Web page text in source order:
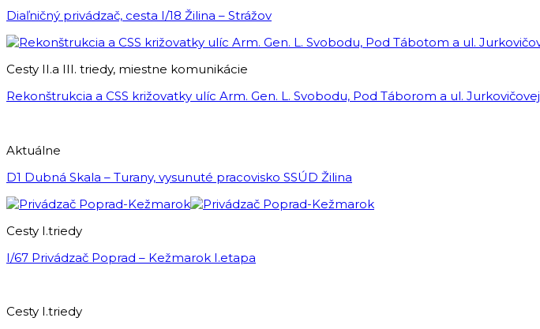
Diaľničný privádzač, cesta I/18 Žilina – Strážov
Cesty II.a III. triedy, miestne komunikácie
Rekonštrukcia a CSS križovatky ulíc Arm. Gen. L. Svobodu, Pod Táborom a ul. Jurkovičovej
Aktuálne
D1 Dubná Skala – Turany, vysunuté pracovisko SSÚD Žilina
Cesty I.triedy
I/67 Privádzač Poprad – Kežmarok I.etapa
Cesty I.triedy